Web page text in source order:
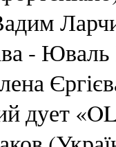
- Юваль
дует